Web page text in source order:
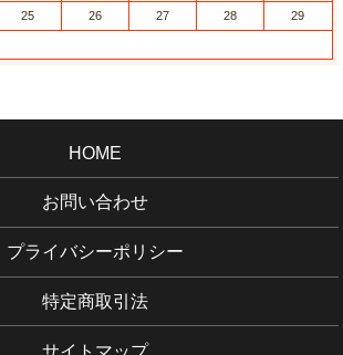
25 26 27 28 29
HOME
お問い合わせ
プライバシーポリシー
特定商取引法
サイトマップ